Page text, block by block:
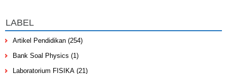
LABEL
Artikel Pendidikan (254)
Bank Soal Physics (1)
Laboratorium FISIKA (21)